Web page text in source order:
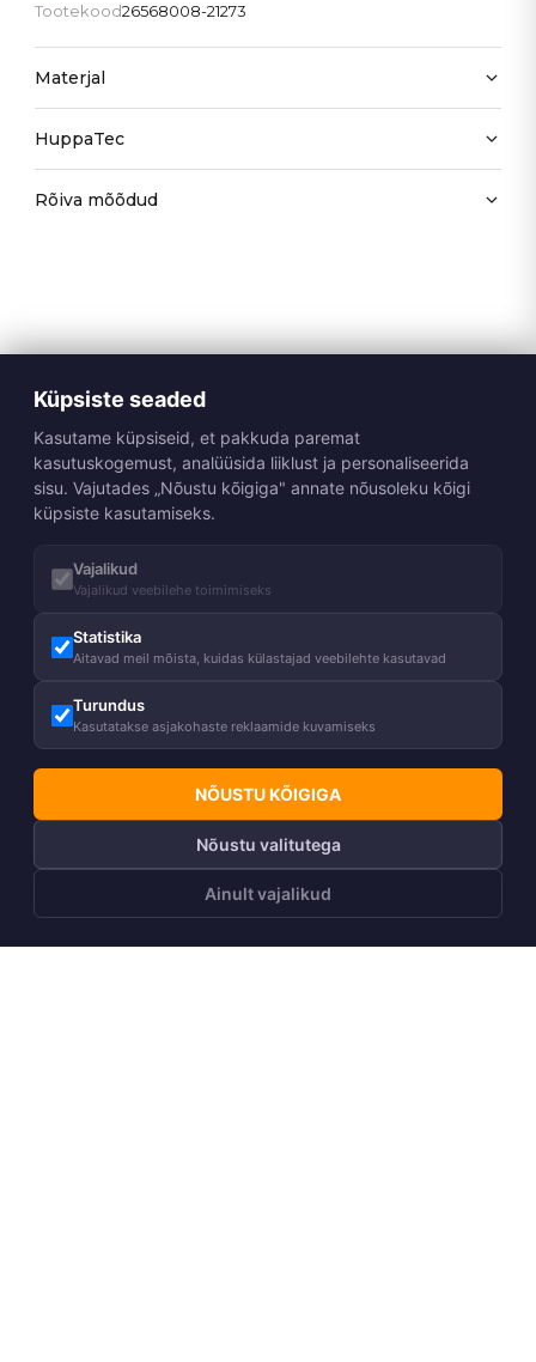
Tootekood26568008-21273
Materjal
HuppaTec
Rõiva mõõdud
Küpsiste seaded
Kasutame küpsiseid, et pakkuda paremat
kasutuskogemust, analüüsida liiklust ja personaliseerida
sisu. Vajutades „Nõustu kõigiga" annate nõusoleku kõigi
küpsiste kasutamiseks.
Vajalikud
Vajalikud veebilehe toimimiseks
Statistika
Aitavad meil mõista, kuidas külastajad veebilehte kasutavad
Turundus
Kasutatakse asjakohaste reklaamide kuvamiseks
NÕUSTU KÕIGIGA
Nõustu valitutega
Ainult vajalikud